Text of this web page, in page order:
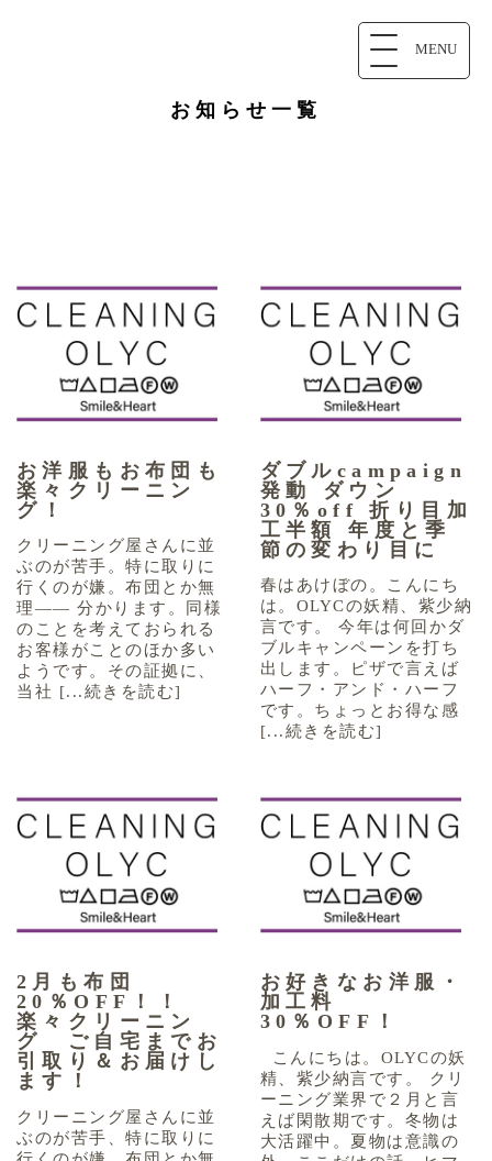
MENU
お知らせ一覧
お洋服もお布団も
楽々クリーニン
グ！
クリーニング屋さんに並
ぶのが苦手。特に取りに
行くのが嫌。布団とか無
理―― 分かります。同様
のことを考えておられる
お客様がことのほか多い
ようです。その証拠に、
当社 [...続きを読む]
ダブルcampaign
発動 ダウン
30％off 折り目加
工半額 年度と季
節の変わり目に
春はあけぼの。こんにち
は。OLYCの妖精、紫少納
言です。 今年は何回かダ
ブルキャンペーンを打ち
出します。ピザで言えば
ハーフ・アンド・ハーフ
です。ちょっとお得な感
[...続きを読む]
2月も布団
20％OFF！！
楽々クリーニン
グ ご自宅までお
引取り＆お届けし
ます！
クリーニング屋さんに並
ぶのが苦手、特に取りに
お好きなお洋服・
加工料
30％OFF！
こんにちは。OLYCの妖
精、紫少納言です。 クリ
ーニング業界で２月と言
えば閑散期です。冬物は
大活躍中。夏物は意識の